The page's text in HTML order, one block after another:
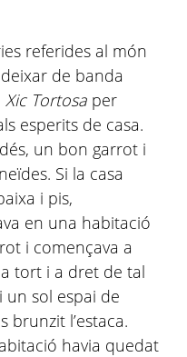
referides al món
de banda
Xic Tortosa per
esperits de casa.
un bon garrot i
Si la casa
i pis,
en una habitació
i començava a
tort i a dret de tal
sol espai de
brunzit l’estaca.
havia quedat